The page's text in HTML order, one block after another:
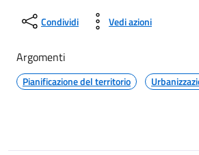
Condividi Vedi azioni
Argomenti
Pianificazione del territorio